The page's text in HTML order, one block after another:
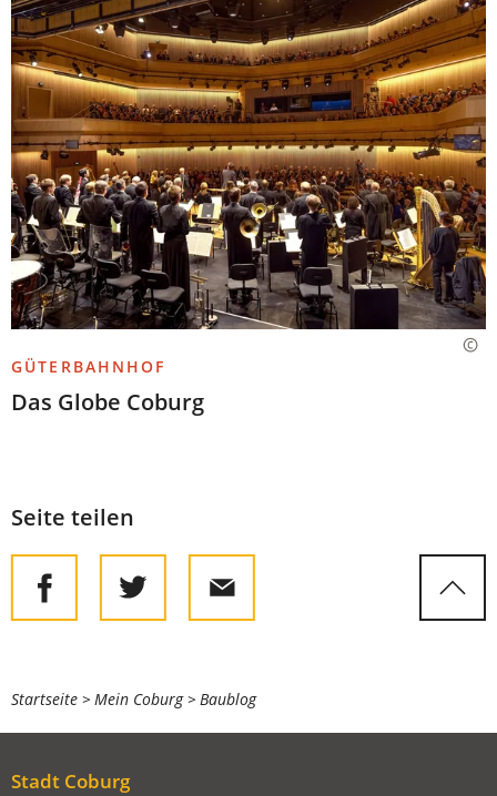
GÜTERBAHNHOF
Das Globe Coburg
Seite teilen
Sie
befinden
sich
Startseite Mein Coburg Baublog
Stadt Coburg